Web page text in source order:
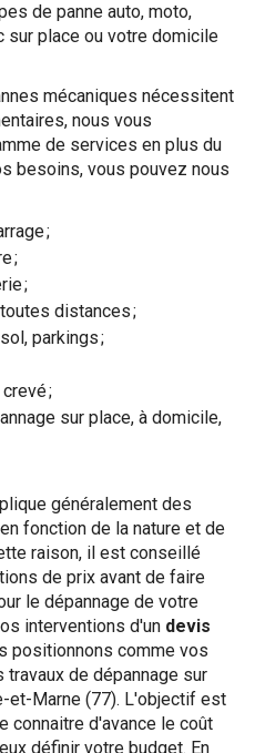
de panne auto, moto,
sur place ou votre domicile
mécaniques nécessitent
nous vous
de services en plus du
besoins, vous pouvez nous
;
;
;
distances ;
parkings ;
;
sur place, à domicile,
généralement des
fonction de la nature et de
raison, il est conseillé
de prix avant de faire
le dépannage de votre
interventions d'un devis
positionnons comme vos
de dépannage sur
et-Marne (77). L'objectif est
connaitre d'avance le coût
définir votre budget. En